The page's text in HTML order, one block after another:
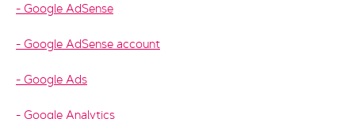
Google AdSense
Google AdSense account
Google Ads
Google Analytics